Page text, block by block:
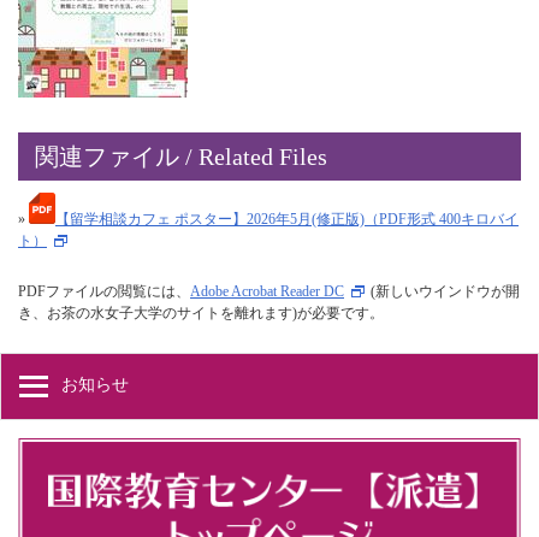
関連ファイル / Related Files
»
【留学相談カフェ ポスター】2026年5月(修正版)（PDF形式 400キロバイ
ト）
PDFファイルの閲覧には、 Adobe Acrobat Reader DC
(新しいウインドウが開
き、お茶の水女子大学のサイトを離れます)が必要です。
お知らせ